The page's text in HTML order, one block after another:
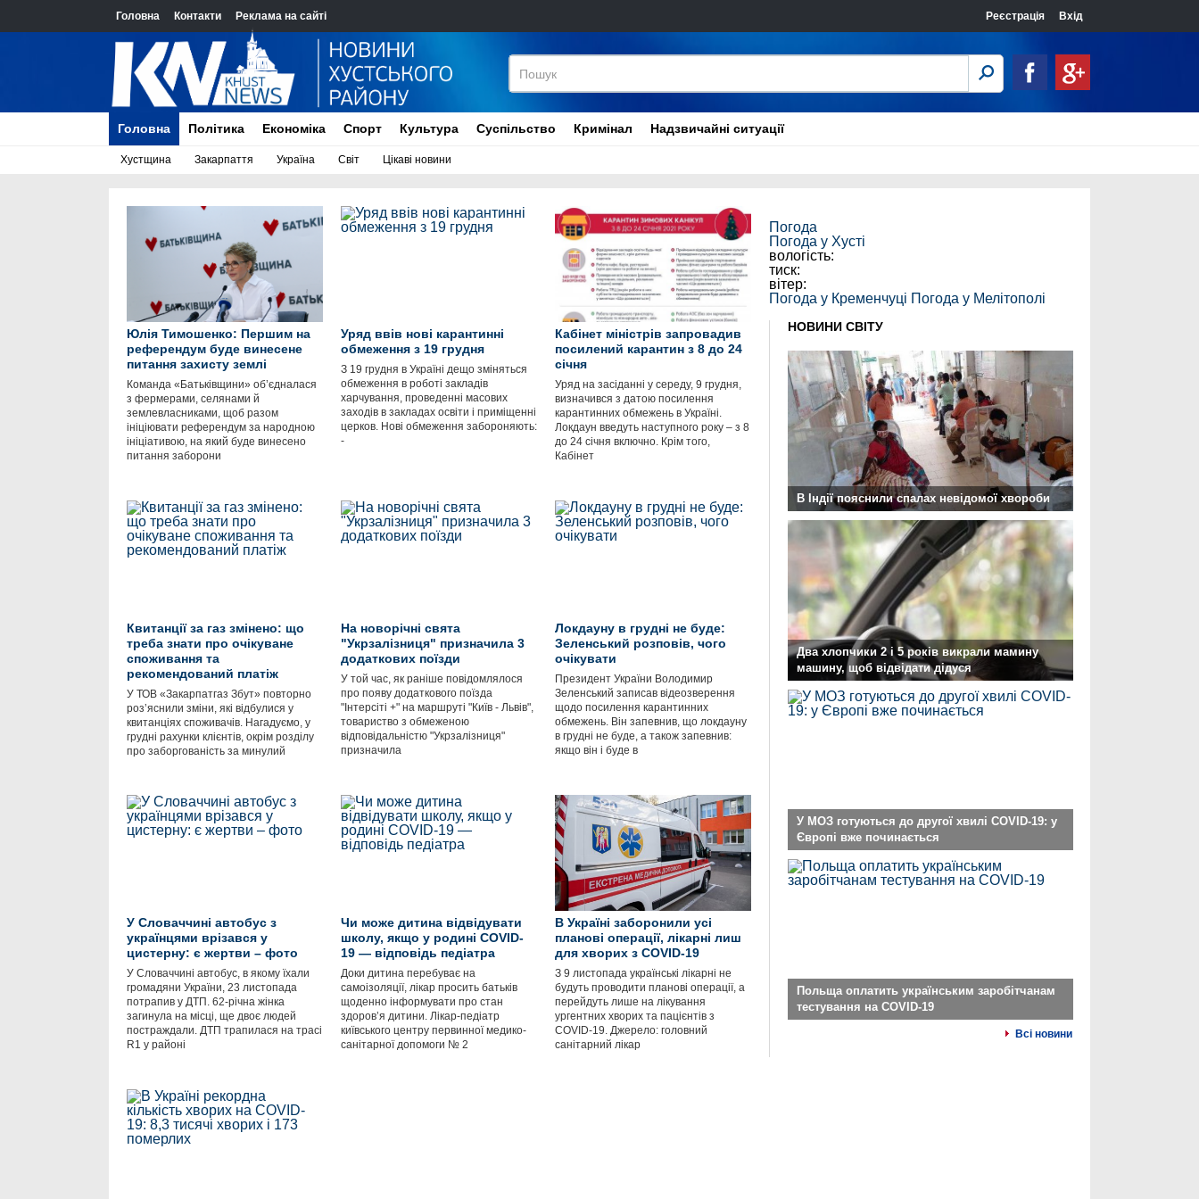
Головна Контакти Реклама на сайті Реєстрація Вхід
Головна
Хустщина Закарпаття Україна Світ Цікаві новини
Політика Економіка Спорт Культура Суспільство Кримінал Надзвичайні ситуації
Юлія Тимошенко: Першим на
референдум буде винесене
питання захисту землі
Команда «Батьківщини» об’єдналася
з фермерами, селянами й
землевласниками, щоб разом
ініціювати референдум за народною
ініціативою, на який буде винесено
питання заборони
Уряд ввів нові карантинні
обмеження з 19 грудня
З 19 грудня в Україні дещо зміняться
обмеження в роботі закладів
харчування, проведенні масових
заходів в закладах освіти і приміщенні
церков. Нові обмеження забороняють:
-
Кабінет міністрів запровадив
посилений карантин з 8 до 24
січня
Уряд на засіданні у середу, 9 грудня,
визначився з датою посилення
карантинних обмежень в Україні.
Локдаун введуть наступного року – з 8
до 24 січня включно. Крім того,
Кабінет
Квитанції за газ змінено: що
треба знати про очікуване
споживання та
рекомендований платіж
У ТОВ «Закарпатгаз Збут» повторно
роз’яснили зміни, які відбулися у
квитанціях споживачів. Нагадуємо, у
грудні рахунки клієнтів, окрім розділу
про заборгованість за минулий
На новорічні свята
"Укрзалізниця" призначила 3 ​​
додаткових поїзди
У той час, як раніше повідомлялося
про появу додаткового поїзда
"Інтерсіті +" на маршруті "Київ - Львів",
товариство з обмеженою
відповідальністю "Укрзалізниця"
призначила
Локдауну в грудні не буде:
Зеленський розповів, чого
очікувати
Президент України Володимир
Зеленський записав відеозверення
щодо посилення карантинних
обмежень. Він запевнив, що локдауну
в грудні не буде, а також запевнив:
якщо він і буде в
У Словаччині автобус з
українцями врізався у
цистерну: є жертви – фото
У Словаччині автобус, в якому їхали
громадяни України, 23 листопада
потрапив у ДТП. 62-річна жінка
загинула на місці, ще двоє людей
постраждали. ДТП трапилася на трасі
R1 у районі
Чи може дитина відвідувати
школу, якщо у родині COVID-
19 — відповідь педіатра
Доки дитина перебуває на
самоізоляції, лікар просить батьків
щоденно інформувати про стан
здоров’я дитини. Лікар-педіатр
київського центру первинної медико-
санітарної допомоги № 2
В Україні заборонили усі
планові операції, лікарні лиш
для хворих з COVID-19
З 9 листопада українські лікарні не
будуть проводити планові операції, а
перейдуть лише на лікування
ургентних хворих та пацієнтів з
COVID-19. Джерело: головний
санітарний лікар
Погода
Погода у Хусті
вологість:
тиск:
вітер:
Погода у Кременчуці Погода у Мелітополі
НОВИНИ СВІТУ
В Індії пояснили спалах невідомої хвороби
Два хлопчики 2 і 5 років викрали мамину
машину, щоб відвідати дідуся
У МОЗ готуються до другої хвилі COVID-19: у
Європі вже починається
Польща оплатить українським заробітчанам
тестування на COVID-19
Всі новини